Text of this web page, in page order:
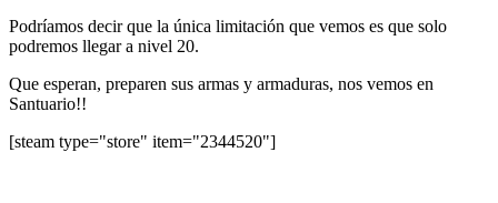
Podríamos decir que la única limitación que vemos es que solo
podremos llegar a nivel 20.
Que esperan, preparen sus armas y armaduras, nos vemos en
Santuario!!
[steam type="store" item="2344520"]